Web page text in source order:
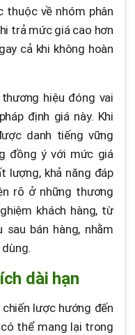
về nhóm phân
trả mức giá cao hơn
cả khi không hoàn
hiệu đóng vai
định giá này. Khi
danh tiếng vững
đồng ý với mức giá
lượng, khả năng đáp
rõ ở những thương
khách hàng, từ
bán hàng, nhằm
dài hạn
lược hướng đến
thể mang lại trong